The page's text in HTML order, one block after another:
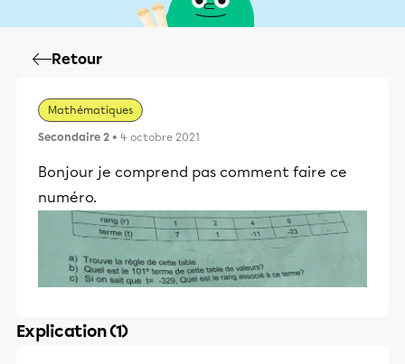
Retour
Mathématiques
Secondaire 2 • 4 octobre 2021
Bonjour je comprend pas comment faire ce
numéro.
Explication (1)